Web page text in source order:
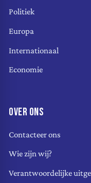
Politiek
Europa
Internationaal
Economie
OVER ONS
Contacteer ons
Wie zijn wij?
Verantwoordelijke